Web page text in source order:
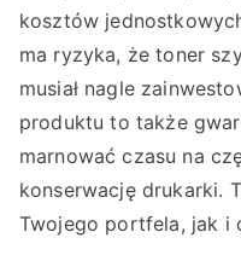
kosztów
ma ryzyka, że toner
musiał nagle
produktu to także
marnować czasu na
konserwację drukarki.
Twojego portfela, jak i